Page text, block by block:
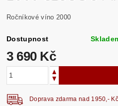
Ročníkové víno 2000
Dostupnost
3 690 Kč
Doprava zdarma nad 1950,- Kč